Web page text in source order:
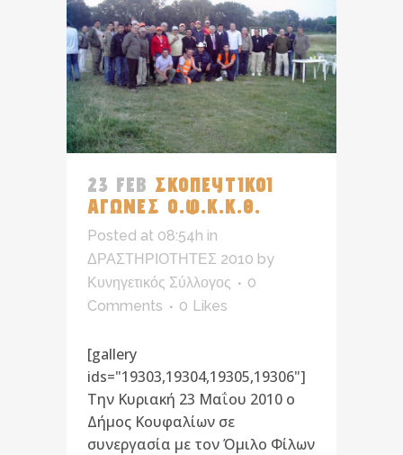
23 FEB ΣΚΟΠΕΥΤΙΚΟΙ
ΑΓΩΝΕΣ Ο.Φ.Κ.Κ.Θ.
Posted at 08:54h in
ΔΡΑΣΤΗΡΙΟΤΗΤΕΣ 2010 by
Κυνηγετικός Σύλλογος
0
Comments
0 Likes
[gallery
ids="19303,19304,19305,19306"]
Την Κυριακή 23 Μαΐου 2010 ο
Δήμος Κουφαλίων σε
συνεργασία με τον Όμιλο Φίλων